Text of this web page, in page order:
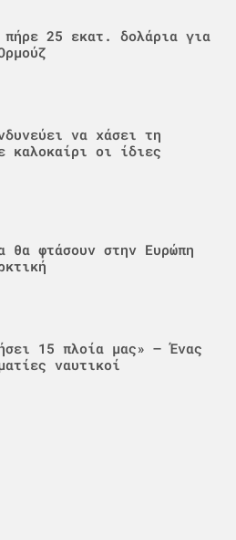
πήρε 25 εκατ. δολάρια για
να χάσει τη
καλοκαίρι οι ίδιες
θα φτάσουν στην Ευρώπη
15 πλοία μας» – Ένας
ναυτικοί